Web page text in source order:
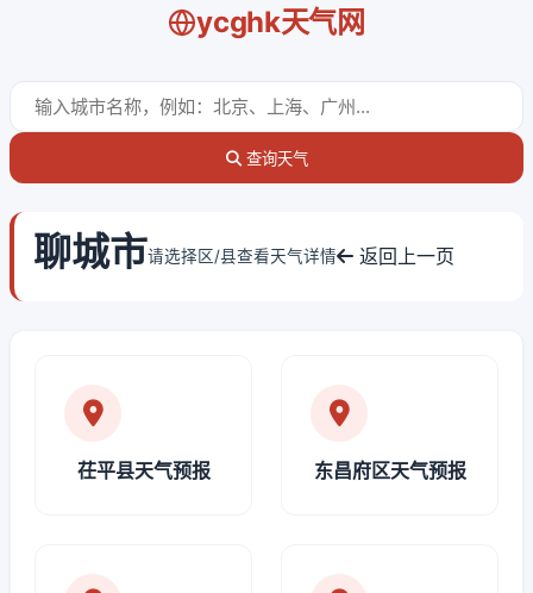
ycghk天气网
查询天气
聊城市请选择区/县查看天气详情 返回上一页
茌平县天气预报 东昌府区天气预报